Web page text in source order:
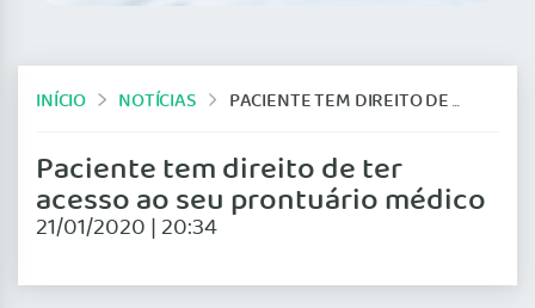
INÍCIO NOTÍCIAS PACIENTE TEM DIREITO DE TER ACESSO AO SEU PRONTUÁRIO MÉDICO
Paciente tem direito de ter
acesso ao seu prontuário médico
21/01/2020 | 20:34